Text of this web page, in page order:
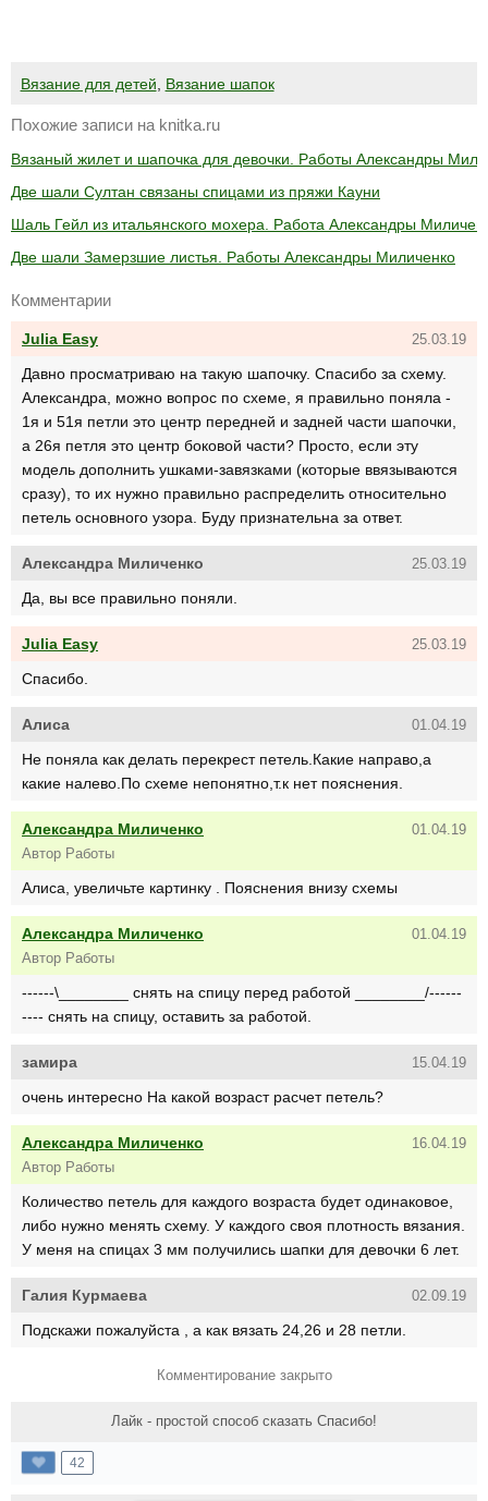
Вязание для детей Вязание шапок
Похожие записи на knitka.ru
Вязаный жилет и шапочка для девочки. Работы Александры
Две шали Султан связаны спицами из пряжи Кауни
Шаль Гейл из итальянского мохера. Работа Александры
Две шали Замерзшие листья. Работы Александры Миличенко
Комментарии
Julia Easy 25.03.19
Давно просматриваю на такую шапочку. Спасибо за схему.
Александра, можно вопрос по схеме, я правильно поняла -
1я и 51я петли это центр передней и задней части шапочки,
а 26я петля это центр боковой части? Просто, если эту
модель дополнить ушками-завязками (которые ввязываются
сразу), то их нужно правильно распределить относительно
петель основного узора. Буду признательна за ответ.
Александра Миличенко 25.03.19
Да, вы все правильно поняли.
Julia Easy 25.03.19
Спасибо.
Алиса 01.04.19
Не поняла как делать перекрест петель.Какие направо,а
какие налево.По схеме непонятно,т.к нет пояснения.
Александра Миличенко
Автор Работы
01.04.19
Алиса, увеличьте картинку . Пояснения внизу схемы
Александра Миличенко
Автор Работы
01.04.19
------\________ снять на спицу перед работой ________/------
---- снять на спицу, оставить за работой.
замира 15.04.19
очень интересно На какой возраст расчет петель?
Александра Миличенко
Автор Работы
16.04.19
Количество петель для каждого возраста будет одинаковое,
либо нужно менять схему. У каждого своя плотность вязания.
У меня на спицах 3 мм получились шапки для девочки 6 лет.
Галия Курмаева 02.09.19
Подскажи пожалуйста , а как вязать 24,26 и 28 петли.
Комментирование закрыто
Лайк - простой способ сказать Спасибо!
42